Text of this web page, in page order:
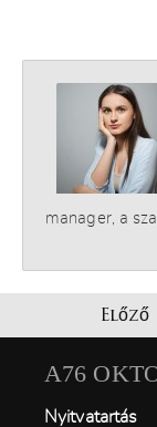
manager, a
Előző
A76
Nyitvatartás